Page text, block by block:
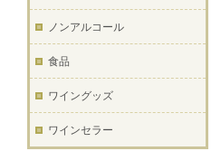
ノンアルコール
食品
ワイングッズ
ワインセラー